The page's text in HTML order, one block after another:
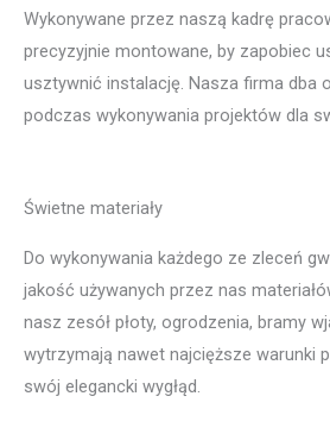
Wykonywane przez naszą kadrę
precyzyjnie montowane, by zapobiec
usztywnić instalację. Nasza firma dba
podczas wykonywania projektów dla
Świetne materiały
Do wykonywania każdego ze zleceń
jakość używanych przez nas
nasz zesół płoty, ogrodzenia, bramy
wytrzymają nawet najcięższe warunki
swój elegancki wygłąd.